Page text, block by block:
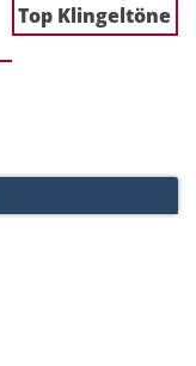
Top Klingeltöne